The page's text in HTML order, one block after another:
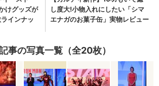
事の写真一覧（全20枚）